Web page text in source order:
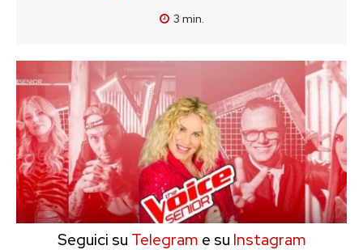
3 min.
Seguici su Telegram e su Instagram